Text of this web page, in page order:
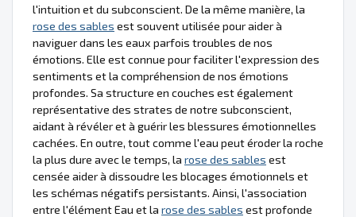
l'intuition et du subconscient. De la même manière, la
rose des sables est souvent utilisée pour aider à
naviguer dans les eaux parfois troubles de nos
émotions. Elle est connue pour faciliter l'expression des
sentiments et la compréhension de nos émotions
profondes. Sa structure en couches est également
représentative des strates de notre subconscient,
aidant à révéler et à guérir les blessures émotionnelles
cachées. En outre, tout comme l'eau peut éroder la roche
la plus dure avec le temps, la rose des sables est
censée aider à dissoudre les blocages émotionnels et
les schémas négatifs persistants. Ainsi, l'association
entre l'élément Eau et la rose des sables est profonde